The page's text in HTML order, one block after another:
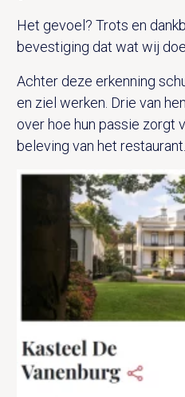
Het gevoel? Trots en
bevestiging dat wat wij
Achter deze erkenning
en ziel werken. Drie van
over hoe hun passie zorgt
beleving van het restaurant.